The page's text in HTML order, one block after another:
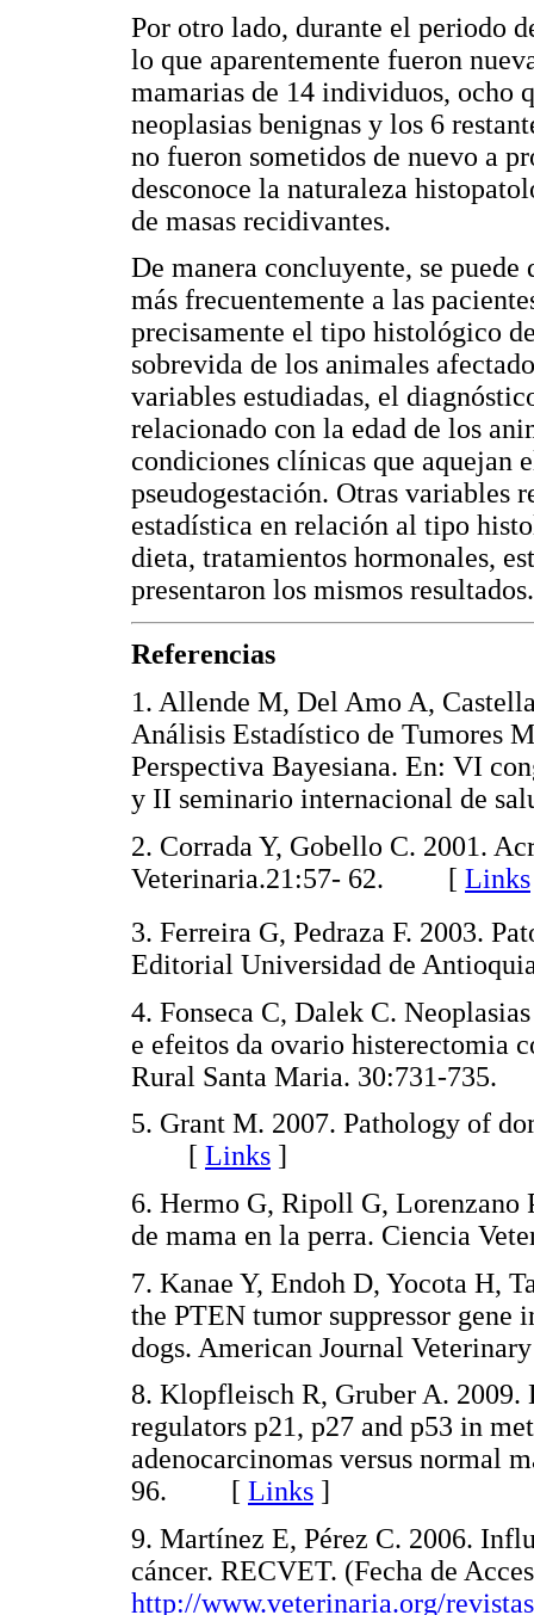
Por otro lado, durante el periodo
lo que aparentemente fueron
mamarias de 14 individuos, ocho
neoplasias benignas y los 6
no fueron sometidos de nuevo a
desconoce la naturaleza
de masas recidivantes.
De manera concluyente, se
más frecuentemente a las
precisamente el tipo histológico
sobrevida de los animales
variables estudiadas, el
relacionado con la edad de los
condiciones clínicas que aquejan
pseudogestación. Otras variables
estadística en relación al tipo
dieta, tratamientos hormonales,
presentaron los mismos resultados.
Referencias
1. Allende M, Del Amo A,
Análisis Estadístico de Tumores
Perspectiva Bayesiana. En: VI
y II seminario internacional de
2. Corrada Y, Gobello C. 2001.
Veterinaria.21:57- 62. [ Links
3. Ferreira G, Pedraza F. 2003.
Editorial Universidad de
4. Fonseca C, Dalek C.
e efeitos da ovario histerectomia
Rural Santa Maria. 30:731-
5. Grant M. 2007. Pathology of
[ Links ]
6. Hermo G, Ripoll G, Lorenzano
de mama en la perra. Ciencia
7. Kanae Y, Endoh D, Yocota H,
the PTEN tumor suppressor
dogs. American Journal
8. Klopfleisch R, Gruber A.
regulators p21, p27 and p53 in
adenocarcinomas versus normal
96. [ Links ]
9. Martínez E, Pérez C. 2006.
cáncer. RECVET. (Fecha de
http://www.veterinaria.org/